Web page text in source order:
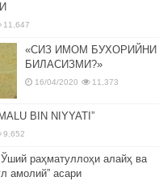
11,647
«СИЗ ИМОМ БУХОРИЙНИ
БИЛАСИЗМИ?»
16/04/2020 11,373
BIN NIYYATI”
9,652
раҳматуллоҳи алайҳ ва
амолий” асари